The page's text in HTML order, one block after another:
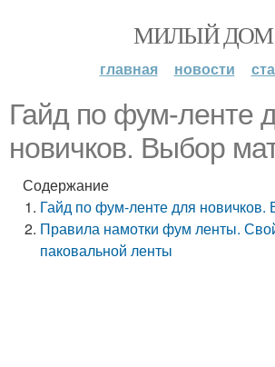
МИЛЫЙ ДОМ
главная новости
Гайд по фум-ленте
новичков. Выбор
Содержание
Гайд по фум-ленте для
Правила намотки фум ленты.
паковальной ленты